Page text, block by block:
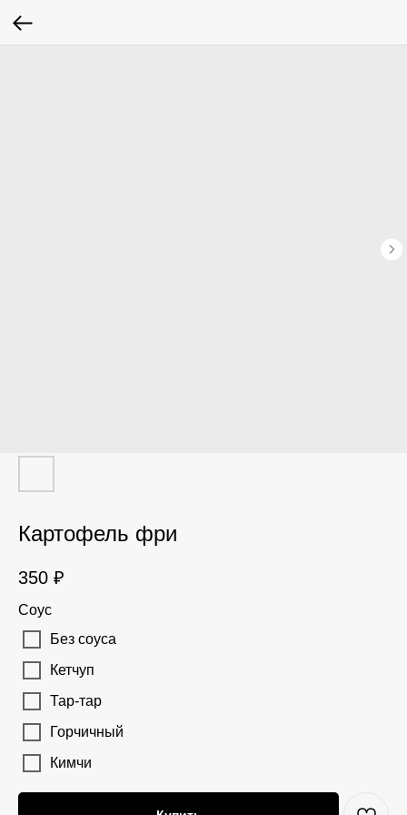
Картофель фри
350 ₽
Соус
Без соуса
Кетчуп
Тар-тар
Горчичный
Кимчи